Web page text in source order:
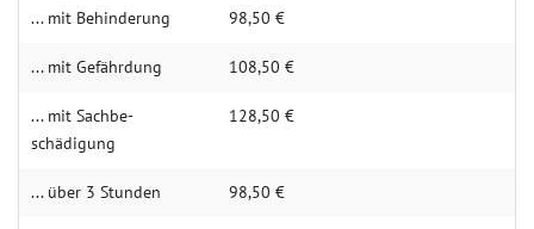
... mit Behin­derung 98,50 €
... mit Gefähr­dung 108,50 €
... mit Sachbe­
schädigung
128,50 €
... über 3 Stun­den 98,50 €